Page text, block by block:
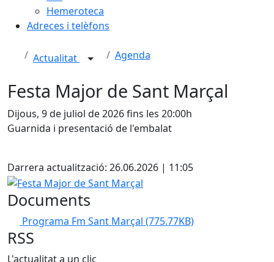
Hemeroteca
Adreces i telèfons
Actualitat Agenda
Festa Major de Sant Marçal
Dijous, 9 de juliol de 2026 fins les 20:00h
Guarnida i presentació de l'embalat
Darrera actualització: 26.06.2026 | 11:05
Festa Major de Sant Marçal
Documents
Programa Fm Sant Marçal (775.77KB)
RSS
L'actualitat a un clic